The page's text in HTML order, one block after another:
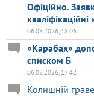
Офіційно.
06.08.2026, 18:06
«Карабах»
списком Б
06.08.2026, 17:42
Колишній